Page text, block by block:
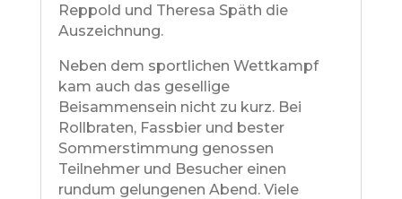
Reppold und Theresa Späth die
Auszeichnung.
Neben dem sportlichen Wettkampf
kam auch das gesellige
Beisammensein nicht zu kurz. Bei
Rollbraten, Fassbier und bester
Sommerstimmung genossen
Teilnehmer und Besucher einen
rundum gelungenen Abend. Viele